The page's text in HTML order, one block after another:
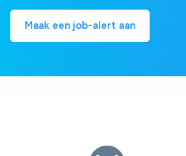
Maak een job-alert aan